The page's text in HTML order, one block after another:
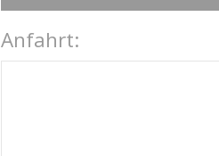
Anfahrt: